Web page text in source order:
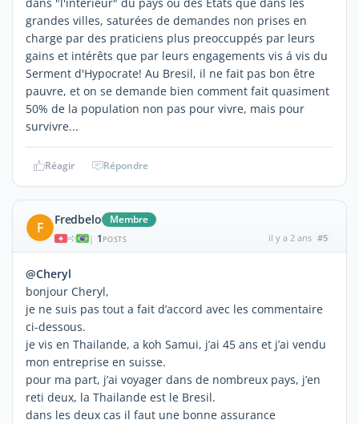
grandes villes, saturées de demandes non prises en
charge par des praticiens plus preoccuppés par leurs
gains et intérêts que par leurs engagements vis á vis du
Serment d'Hypocrate! Au Bresil, il ne fait pas bon être
pauvre, et on se demande bien comment fait quasiment
50% de la population non pas pour vivre, mais pour
survivre...
Réagir Répondre
F Fredbelo Membre
| 1 POSTS il y a 2 ans #5
@Cheryl
bonjour Cheryl,
je ne suis pas tout a fait d’accord avec les commentaire
ci-dessous.
je vis en Thailande, a koh Samui, j’ai 45 ans et j’ai vendu
mon entreprise en suisse.
pour ma part, j’ai voyager dans de nombreux pays, j’en
reti deux, la Thailande est le Bresil.
dans les deux cas il faut une bonne assurance